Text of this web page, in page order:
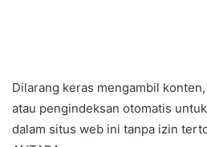
Dilarang keras mengambil
atau pengindeksan otomatis
dalam situs web ini tanpa izin